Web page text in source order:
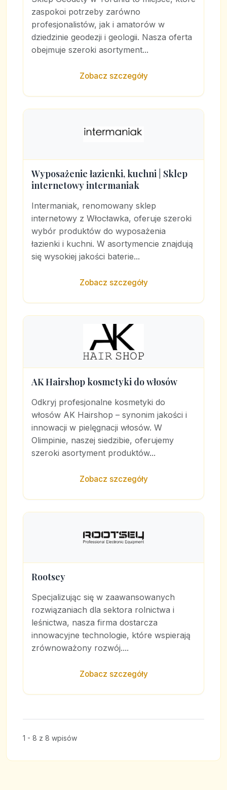
zaspokoi potrzeby zarówno
profesjonalistów, jak i amatorów w
dziedzinie geodezji i geologii. Nasza oferta
obejmuje szeroki asortyment...
Zobacz szczegóły
Wyposażenie łazienki, kuchni | Sklep
internetowy intermaniak
Intermaniak, renomowany sklep
internetowy z Włocławka, oferuje szeroki
wybór produktów do wyposażenia
łazienki i kuchni. W asortymencie znajdują
się wysokiej jakości baterie...
Zobacz szczegóły
AK Hairshop kosmetyki do włosów
Odkryj profesjonalne kosmetyki do
włosów AK Hairshop – synonim jakości i
innowacji w pielęgnacji włosów. W
Olimpinie, naszej siedzibie, oferujemy
szeroki asortyment produktów...
Zobacz szczegóły
Rootsey
Specjalizując się w zaawansowanych
rozwiązaniach dla sektora rolnictwa i
leśnictwa, nasza firma dostarcza
innowacyjne technologie, które wspierają
zrównoważony rozwój....
Zobacz szczegóły
1 - 8 z 8 wpisów